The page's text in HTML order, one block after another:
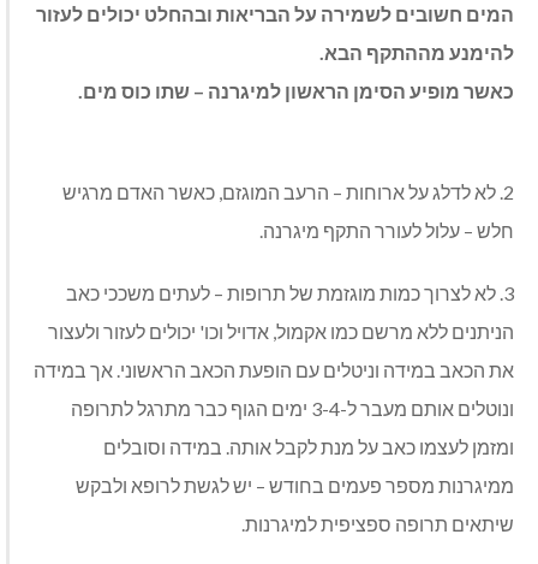
המים חשובים לשמירה על הבריאות ובהחלט יכולים לעזור
להימנע מההתקף הבא.
כאשר מופיע הסימן הראשון למיגרנה – שתו כוס מים.
2. לא לדלג על ארוחות – הרעב המוגזם, כאשר האדם מרגיש
חלש – עלול לעורר התקף מיגרנה.
3. לא לצרוך כמות מוגזמת של תרופות – לעתים משככי כאב
הניתנים ללא מרשם כמו אקמול, אדויל וכו' יכולים לעזור ולעצור
את הכאב במידה וניטלים עם הופעת הכאב הראשוני. אך במידה
ונוטלים אותם מעבר ל-3-4 ימים הגוף כבר מתרגל לתרופה
ומזמן לעצמו כאב על מנת לקבל אותה. במידה וסובלים
ממיגרנות מספר פעמים בחודש – יש לגשת לרופא ולבקש
שיתאים תרופה ספציפית למיגרנות.